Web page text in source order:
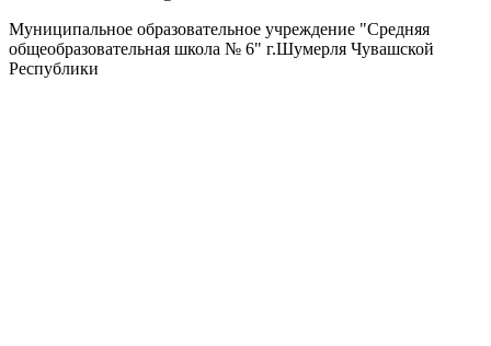
Муниципальное образовательное учреждение "Средняя
общеобразовательная школа № 6" г.Шумерля Чувашской
Республики